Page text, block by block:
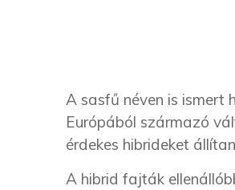
A sasfű néven is ismert
Európából származó
érdekes hibrideket
A hibrid fajták